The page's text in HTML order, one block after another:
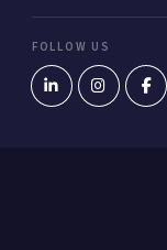
FOLLOW US